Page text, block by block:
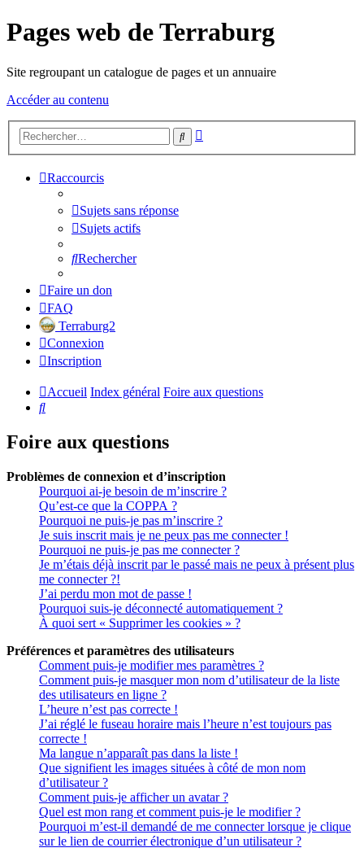
Pages web de Terraburg
Site regroupant un catalogue de pages et un annuaire
Accéder au contenu
Rechercher
Raccourcis
Sujets sans réponse
Sujets actifs
Rechercher
Faire un don
FAQ
Terraburg2
Connexion
Inscription
Accueil Index général Foire aux questions
Rechercher
Foire aux questions
Problèmes de connexion et d’inscription
Pourquoi ai-je besoin de m’inscrire ?
Qu’est-ce que la COPPA ?
Pourquoi ne puis-je pas m’inscrire ?
Je suis inscrit mais je ne peux pas me connecter !
Pourquoi ne puis-je pas me connecter ?
Je m’étais déjà inscrit par le passé mais ne peux à présent plus
me connecter ?!
J’ai perdu mon mot de passe !
Pourquoi suis-je déconnecté automatiquement ?
À quoi sert « Supprimer les cookies » ?
Préférences et paramètres des utilisateurs
Comment puis-je modifier mes paramètres ?
Comment puis-je masquer mon nom d’utilisateur de la liste
des utilisateurs en ligne ?
L’heure n’est pas correcte !
J’ai réglé le fuseau horaire mais l’heure n’est toujours pas
correcte !
Ma langue n’apparaît pas dans la liste !
Que signifient les images situées à côté de mon nom
d’utilisateur ?
Comment puis-je afficher un avatar ?
Quel est mon rang et comment puis-je le modifier ?
Pourquoi m’est-il demandé de me connecter lorsque je clique
sur le lien de courrier électronique d’un utilisateur ?